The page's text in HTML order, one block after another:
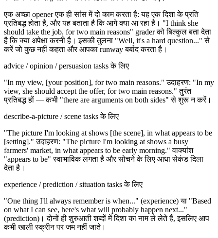
एक अच्छा opener एक ही सांस में दो काम करता है: यह एक दिशा के प्रति
प्रतिबद्ध होता है, और यह बताता है कि आगे क्या आ रहा है। "I think she
should take the job, for two main reasons" grader को बिल्कुल बता देता
है कि क्या अपेक्षा करनी है। इसकी तुलना "Well, it's a hard question..." से
करें जो कुछ नहीं कहता और आपका runway बर्बाद करता है।
advice / opinion / persuasion tasks के लिए
"In my view, [your position], for two main reasons." उदाहरण: "In my
view, she should accept the offer, for two main reasons." तुरंत
प्रतिबद्ध हों — कभी "there are arguments on both sides" से शुरू न करें।
describe-a-picture / scene tasks के लिए
"The picture I'm looking at shows [the scene], in what appears to be
[setting]." उदाहरण: "The picture I'm looking at shows a busy
farmers' market, in what appears to be early morning." वाक्यांश
"appears to be" स्वाभाविक लगता है और सोचने के लिए आधा सेकंड दिला
देता है।
experience / prediction / situation tasks के लिए
"One thing I'll always remember is when..." (experience) या "Based
on what I can see, here's what will probably happen next..."
(prediction)। दोनों ही शुरुआती शब्दों में दिशा का नाम ले लेते हैं, इसलिए आप
कभी खाली स्क्रीन पर जम नहीं जाते।